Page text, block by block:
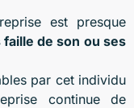
est presque
de son ou ses
par cet individu
continue de